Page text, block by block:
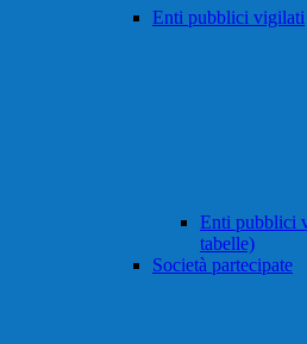
Enti pubblici vigilati
Enti pubblici
tabelle)
Società partecipate